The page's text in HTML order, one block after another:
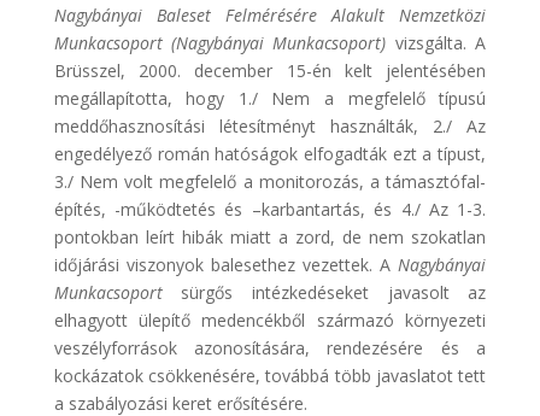
Nagybányai Baleset Felmérésére Alakult Nemzetközi
Munkacsoport (Nagybányai Munkacsoport) vizsgálta. A
Brüsszel, 2000. december 15-én kelt jelentésében
megállapította, hogy 1./ Nem a megfelelő típusú
meddőhasznosítási létesítményt használták, 2./ Az
engedélyező román hatóságok elfogadták ezt a típust,
3./ Nem volt megfelelő a monitorozás, a támasztófal-
építés, -működtetés és –karbantartás, és 4./ Az 1-3.
pontokban leírt hibák miatt a zord, de nem szokatlan
időjárási viszonyok balesethez vezettek. A Nagybányai
Munkacsoport sürgős intézkedéseket javasolt az
elhagyott ülepítő medencékből származó környezeti
veszélyforrások azonosítására, rendezésére és a
kockázatok csökkenésére, továbbá több javaslatot tett
a szabályozási keret erősítésére.